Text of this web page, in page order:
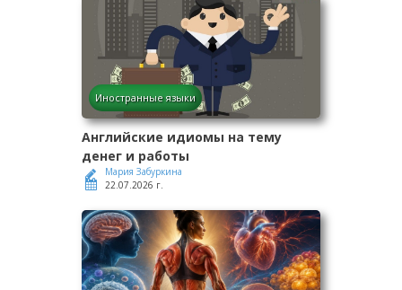
Иностранные языки
Английские идиомы на тему
денег и работы
Мария Забуркина
22.07.2026 г.